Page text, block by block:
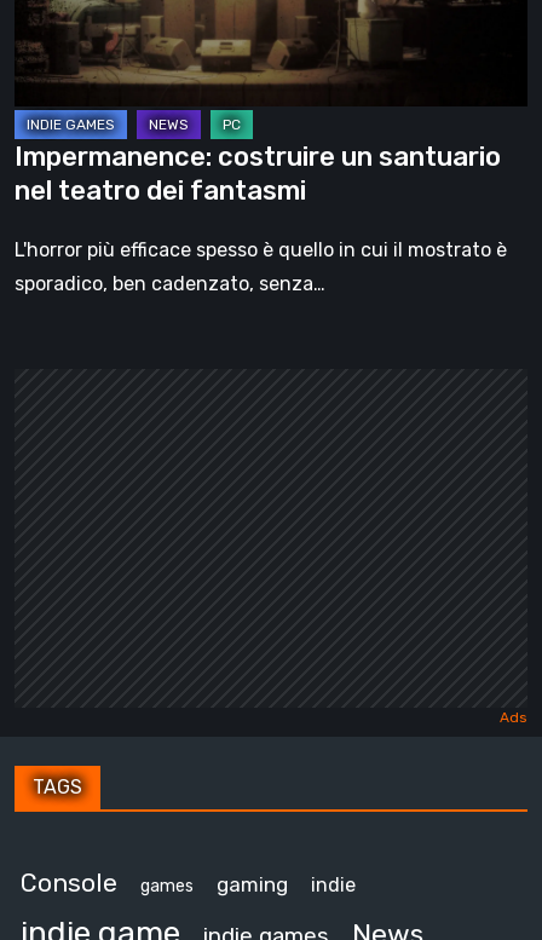
dei
fantasmi
Impermanence: costruire un santuario
nel teatro dei fantasmi
L'horror più efficace spesso è quello in cui il mostrato è
sporadico, ben cadenzato, senza…
TAGS
Console games gaming indie